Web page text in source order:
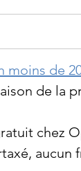
moins de
de la
chez